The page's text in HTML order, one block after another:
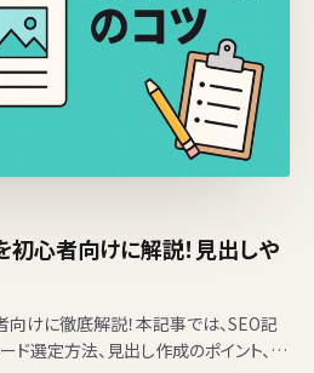
心者向けに解説！見出しや
けに徹底解説！本記事では、SEO記
ド選定方法、見出し作成のポイント、本